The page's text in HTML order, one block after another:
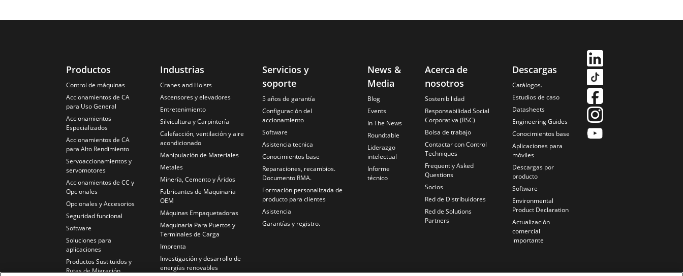
Productos
Control de máquinas
Accionamientos de CA
para Uso General
Accionamientos
Especializados
Accionamientos de CA
para Alto Rendimiento
Servoaccionamientos y
servomotores
Accionamientos de CC y
Opcionales
Opcionales y Accesorios
Seguridad funcional
Software
Soluciones para
aplicaciones
Productos Sustituidos y
Rutas de Migración
Industrias
Cranes and Hoists
Ascensores y elevadores
Entretenimiento
Silvicultura y Carpintería
Calefacción, ventilación y aire
acondicionado
Manipulación de Materiales
Metales
Minería, Cemento y Áridos
Fabricantes de Maquinaria
OEM
Máquinas Empaquetadoras
Maquinaria Para Puertos y
Terminales de Carga
Imprenta
Investigación y desarrollo de
energías renovables
Servicios y
soporte
5 años de garantía
Configuración del
accionamiento
Software
Asistencia tecnica
Conocimientos base
Reparaciones, recambios.
Documento RMA.
Formación personalizada de
producto para clientes
Asistencia
Garantías y registro.
News &
Media
Blog
Events
In The News
Roundtable
Liderazgo
intelectual
Informe
técnico
Acerca de
nosotros
Sostenibilidad
Responsabilidad Social
Corporativa (RSC)
Bolsa de trabajo
Contactar con Control
Techniques
Frequently Asked
Questions
Socios
Red de Distribuidores
Red de Solutions
Partners
Descargas
Catálogos.
Estudios de caso
Datasheets
Engineering Guides
Conocimientos base
Aplicaciones para
móviles
Descargas por
producto
Software
Environmental
Product Declaration
Actualización
comercial
importante